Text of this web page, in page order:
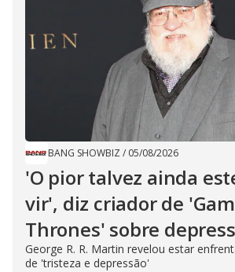
BANG SHOWBIZ / 05/08/2026
'O pior talvez ainda
vir', diz criador de
Thrones' sobre
George R. R. Martin revelou estar
de 'tristeza e depressão'